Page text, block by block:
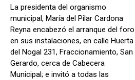
La presidenta del organismo
municipal, María del Pilar Cardona
Reyna encabezó el arranque del foro
en sus instalaciones, en calle Huerta
del Nogal 231, Fraccionamiento, San
Gerardo, cerca de Cabecera
Municipal; e invitó a todas las